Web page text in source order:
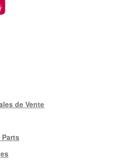
de Vente
Parts